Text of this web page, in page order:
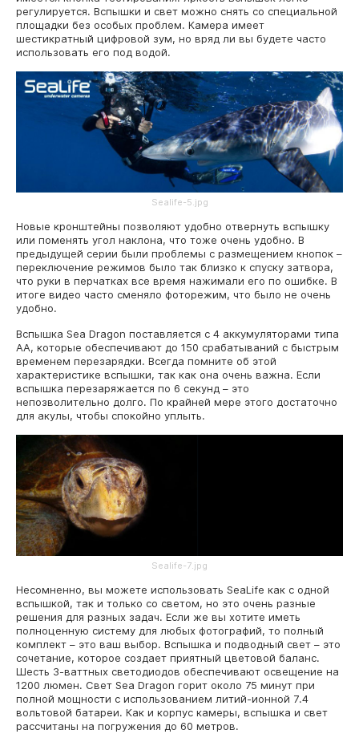
регулируется. Вспышки и свет можно снять со специальной
площадки без особых проблем. Камера имеет
шестикратный цифровой зум, но вряд ли вы будете часто
использовать его под водой.
Sealife-5.jpg
Новые кронштейны позволяют удобно отвернуть вспышку
или поменять угол наклона, что тоже очень удобно. В
предыдущей серии были проблемы с размещением кнопок –
переключение режимов было так близко к спуску затвора,
что руки в перчатках все время нажимали его по ошибке. В
итоге видео часто сменяло фоторежим, что было не очень
удобно.
Вспышка Sea Dragon поставляется с 4 аккумуляторами типа
АА, которые обеспечивают до 150 срабатываний с быстрым
временем перезарядки. Всегда помните об этой
характеристике вспышки, так как она очень важна. Если
вспышка перезаряжается по 6 секунд – это
непозволительно долго. По крайней мере этого достаточно
для акулы, чтобы спокойно уплыть.
Sealife-7.jpg
Несомненно, вы можете использовать SeaLife как с одной
вспышкой, так и только со светом, но это очень разные
решения для разных задач. Если же вы хотите иметь
полноценную систему для любых фотографий, то полный
комплект – это ваш выбор. Вспышка и подводный свет – это
сочетание, которое создает приятный цветовой баланс.
Шесть 3-ваттных светодиодов обеспечивают освещение на
1200 люмен. Свет Sea Dragon горит около 75 минут при
полной мощности с использованием литий-ионной 7.4
вольтовой батареи. Как и корпус камеры, вспышка и свет
рассчитаны на погружения до 60 метров.